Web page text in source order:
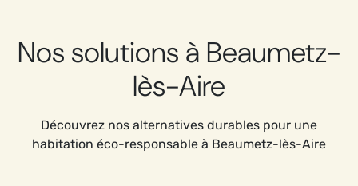
Nos solutions à Beaumetz-
lès-Aire
Découvrez nos alternatives durables pour une
habitation éco-responsable à Beaumetz-lès-Aire